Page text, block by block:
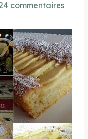
24 commentaires